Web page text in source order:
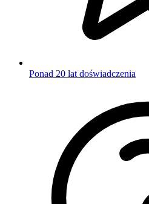
Ponad 20 lat doświadczenia